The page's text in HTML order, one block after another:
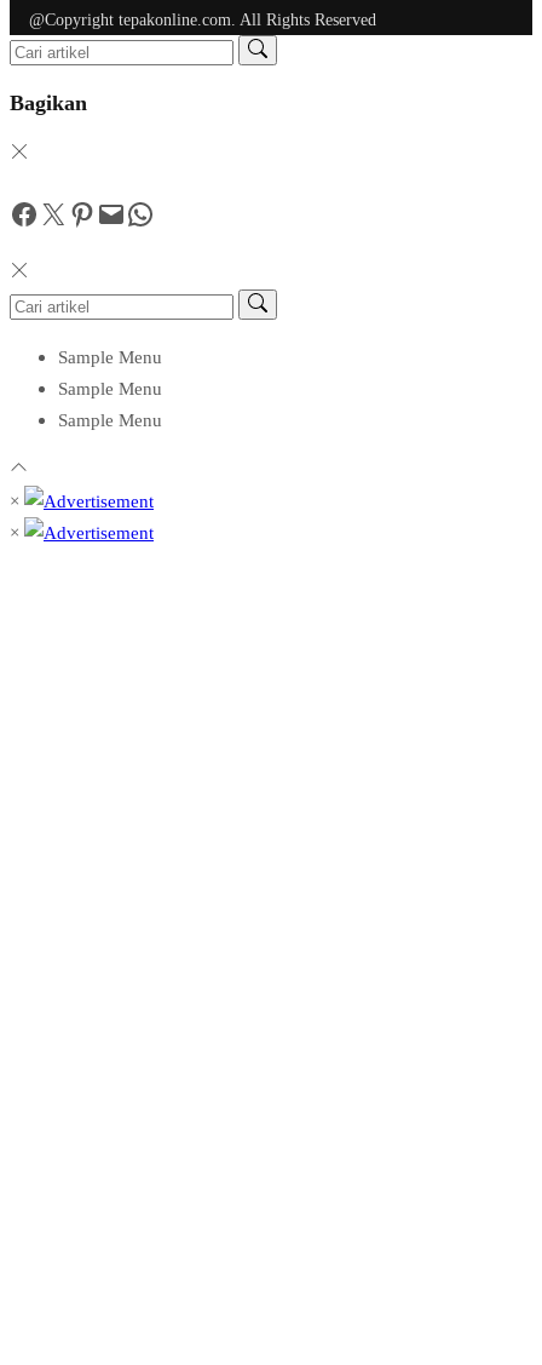
@Copyright tepakonline.com. All Rights Reserved
Bagikan
Facebook
Twitter
Pinterest
MailWhatsApp
Sample Menu
Sample Menu
Sample Menu
×
×